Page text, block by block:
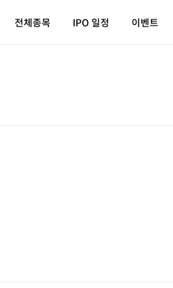
전체종목 IPO 일정 이벤트